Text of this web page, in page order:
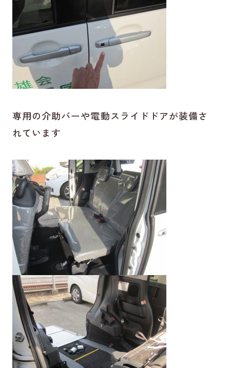
専用の介助バーや電動スライドドアが装備さ
れています